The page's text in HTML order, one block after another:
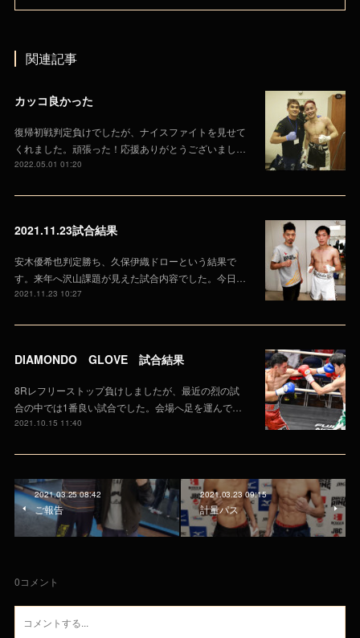
関連記事
カッコ良かった
復帰初戦判定負けでしたが、ナイスファイトを見せて
くれました。頑張った！応援ありがとうございまし…
2022.05.01 01:20
2021.11.23試合結果
安木優希也判定勝ち、久保伊織ドローという結果で
す。来年へ沢山課題が見えた試合内容でした。今日…
2021.11.23 10:27
DIAMONDO GLOVE 試合結果
8Rレフリーストップ負けしましたが、最近の烈の試
合の中では1番良い試合でした。会場へ足を運んで…
2021.10.15 11:40
2021.03.25 08:42
ご報告
2021.03.23 09:15
計量パス
0コメント